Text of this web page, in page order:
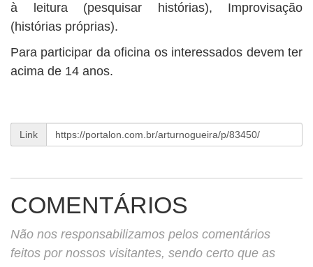
à leitura (pesquisar histórias), Improvisação
(histórias próprias).
Para participar da oficina os interessados devem ter
acima de 14 anos.
Link
COMENTÁRIOS
Não nos responsabilizamos pelos comentários
feitos por nossos visitantes, sendo certo que as